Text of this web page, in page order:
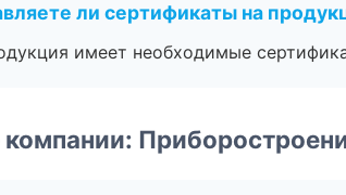
ли сертификаты на
имеет необходимые